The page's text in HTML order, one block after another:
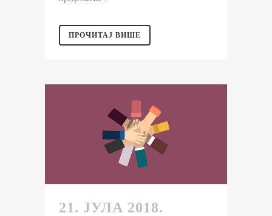
ПРОЧИТАЈ ВИШЕ
21. ЈУЛА 2018.